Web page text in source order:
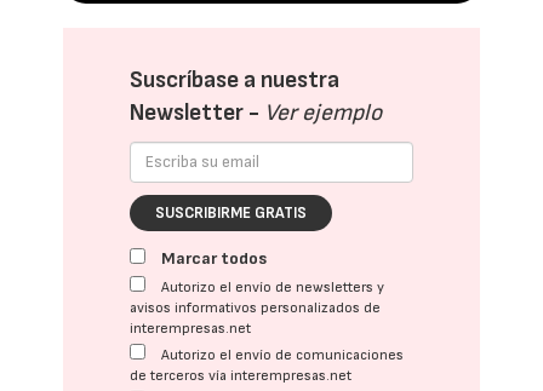
Suscríbase a nuestra
Newsletter - Ver ejemplo
SUSCRIBIRME GRATIS
Marcar todos
Autorizo el envío de newsletters y
avisos informativos personalizados de
interempresas.net
Autorizo el envío de comunicaciones
de terceros vía interempresas.net